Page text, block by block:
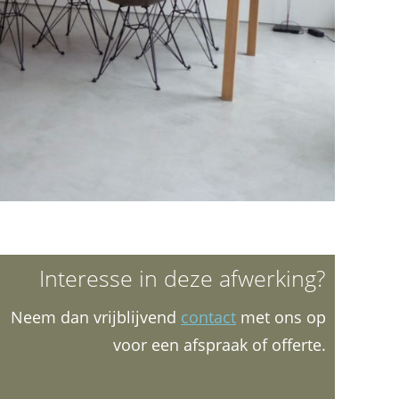
Interesse in deze afwerking?
Neem dan vrijblijvend contact met ons op
voor een afspraak of offerte.